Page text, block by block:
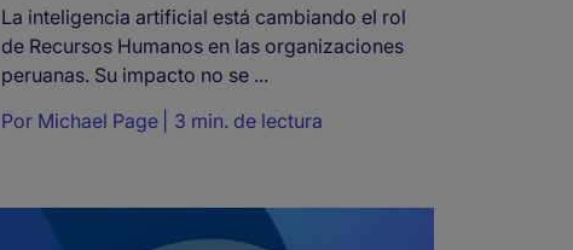
La inteligencia artificial está cambiando el rol
de Recursos Humanos en las organizaciones
peruanas. Su impacto no se ...
Por Michael Page 3 min. de lectura